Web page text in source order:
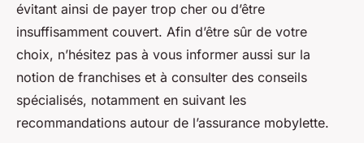
évitant ainsi de payer trop cher ou d’être
insuffisamment couvert. Afin d’être sûr de votre
choix, n’hésitez pas à vous informer aussi sur la
notion de franchises et à consulter des conseils
spécialisés, notamment en suivant les
recommandations autour de l’assurance mobylette.